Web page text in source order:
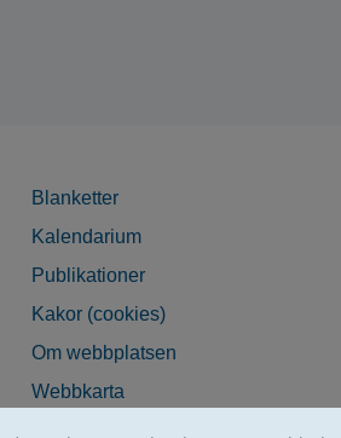
Blanketter
Kalendarium
Publikationer
Kakor (cookies)
Om webbplatsen
Webbkarta